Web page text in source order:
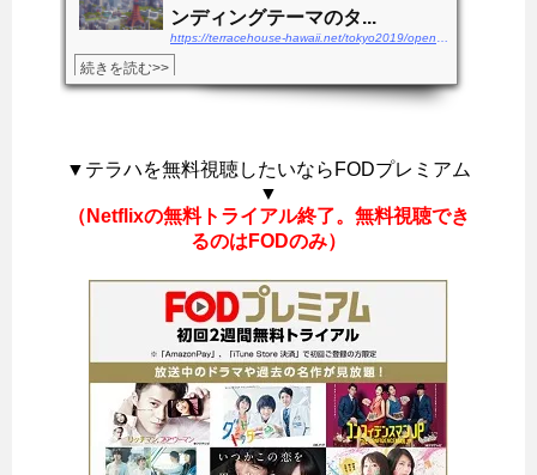
ンディングテーマのタ...
続きを読む>>
▼テラハを無料視聴したいならFODプレミアム
▼
（Netflixの無料トライアル終了。無料視聴でき
るのはFODのみ）